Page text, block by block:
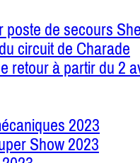
poste de secours
circuit de Charade
retour à partir du 2
2023
Show 2023